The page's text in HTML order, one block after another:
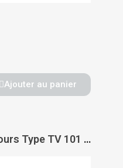
Ajouter au panier
Verrou d'issue de secours Type TV 101 bi tension 24/48 Volts NF-S 61937 - DORMAKABA